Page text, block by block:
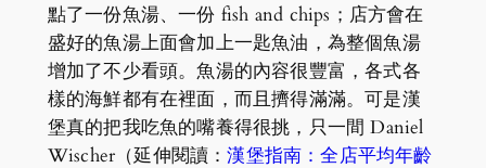
點了一份魚湯、一份 fish and chips；店方會在
盛好的魚湯上面會加上一匙魚油，為整個魚湯
增加了不少看頭。魚湯的內容很豐富，各式各
樣的海鮮都有在裡面，而且擠得滿滿。可是漢
堡真的把我吃魚的嘴養得很挑，只一間 Daniel
Wischer（延伸閱讀：漢堡指南：全店平均年齡